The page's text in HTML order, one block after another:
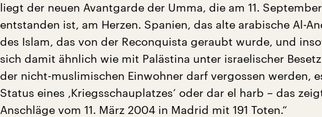
liegt der neuen Avantgarde der Umma, die am 11.
entstanden ist, am Herzen. Spanien, das alte arabische Al-
des Islam, das von der Reconquista geraubt wurde, und
sich damit ähnlich wie mit Palästina unter israelischer
der nicht-muslimischen Einwohner darf vergossen werden,
Status eines ‚Kriegsschauplatzes’ oder dar el harb – das
Anschläge vom 11. März 2004 in Madrid mit 191 Toten.“